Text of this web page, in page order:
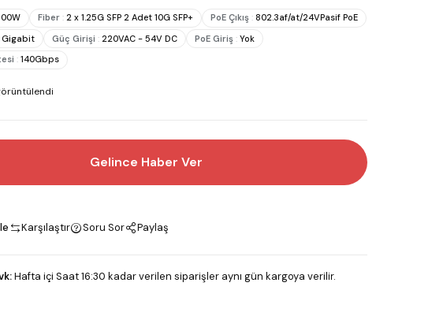
Fiber : 2 x 1.25G SFP 2 Adet 10G SFP+ PoE Çıkış : 802.3af/at/24VPasif PoE
Gigabit Güç Girişi : 220VAC - 54V DC PoE Giriş : Yok
: 140Gbps
Gelince Haber Ver
Karşılaştır Soru Sor Paylaş
:Hafta içi Saat 16:30 kadar verilen siparişler aynı gün kargoya verilir.